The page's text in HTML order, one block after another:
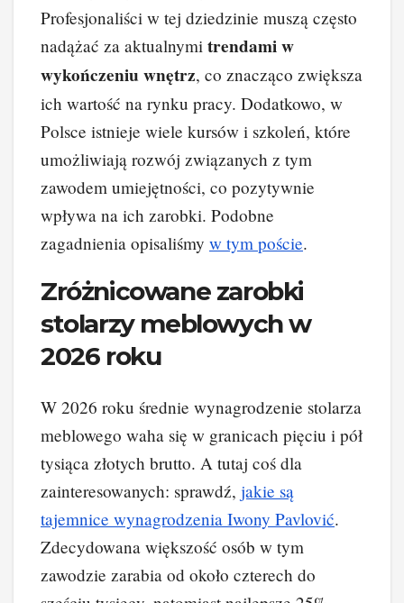
Profesjonaliści w tej dziedzinie muszą często
nadążać za aktualnymi trendami w
wykończeniu wnętrz, co znacząco zwiększa
ich wartość na rynku pracy. Dodatkowo, w
Polsce istnieje wiele kursów i szkoleń, które
umożliwiają rozwój związanych z tym
zawodem umiejętności, co pozytywnie
wpływa na ich zarobki. Podobne
zagadnienia opisaliśmy w tym poście.
Zróżnicowane zarobki
stolarzy meblowych w
2026 roku
W 2026 roku średnie wynagrodzenie stolarza
meblowego waha się w granicach pięciu i pół
tysiąca złotych brutto. A tutaj coś dla
zainteresowanych: sprawdź, jakie są
tajemnice wynagrodzenia Iwony Pavlović.
Zdecydowana większość osób w tym
zawodzie zarabia od około czterech do